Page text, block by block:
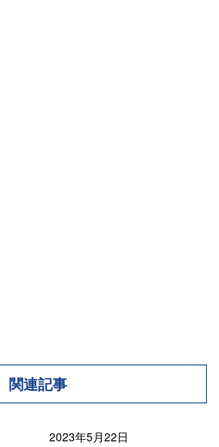
関連記事
2023年5月22日